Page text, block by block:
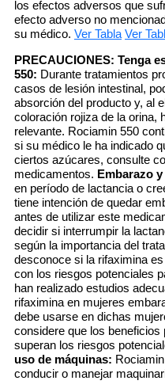
los efectos adversos que
efecto adverso no
su médico. Ver Tabla Ver
PRECAUCIONES: Tenga
550: Durante tratamientos
casos de lesión intestinal,
absorción del producto y, al
coloración rojiza de la orina,
relevante. Rociamin 550
si su médico le ha indicado
ciertos azúcares, consulte
medicamentos. Embarazo
en período de lactancia o
tiene intención de quedar
antes de utilizar este
decidir si interrumpir la
según la importancia del
desconoce si la rifaximina
con los riesgos potenciales
han realizado estudios
rifaximina en mujeres
debe usarse en dichas
considere que los
superan los riesgos
uso de máquinas:
conducir o manejar